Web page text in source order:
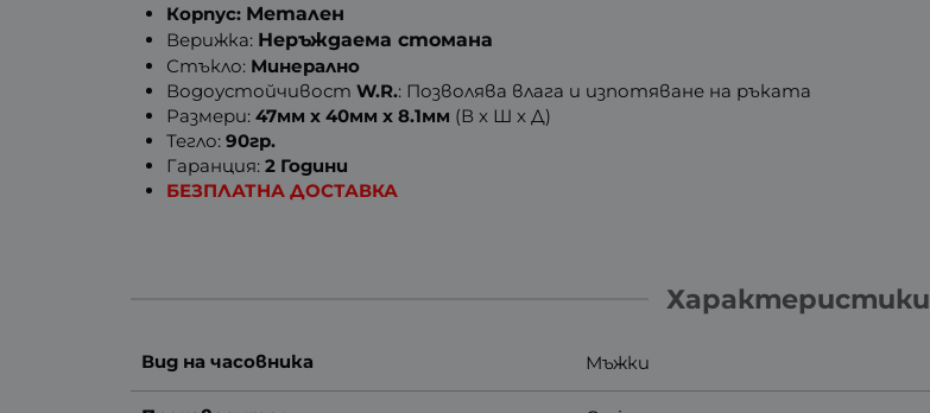
Корпус: Метален
Верижка: Неръждаема стомана
Стъкло: Минерално
ВодоустойчивостW.R.: Позволява влага и изпотяване на ръката
Размери:47мм x 40мм x 8.1мм (В x Ш x Д)
Тегло:90гр.
Гаранция: 2 Години
БЕЗПЛАТНА ДОСТАВКА
Характеристики
Вид на часовника Мъжки